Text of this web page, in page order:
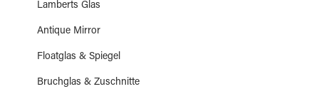
Lamberts Glas
Antique Mirror
Floatglas & Spiegel
Bruchglas & Zuschnitte